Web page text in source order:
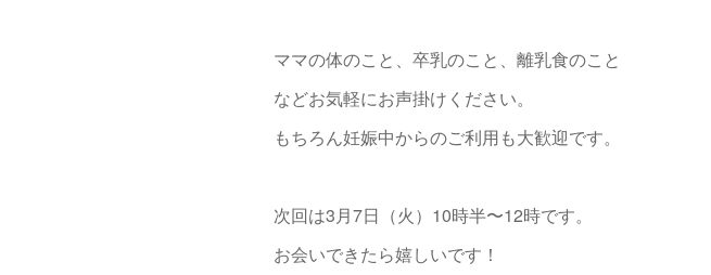
ママの体のこと、卒乳のこと、離乳食のこと
などお気軽にお声掛けください。
もちろん妊娠中からのご利用も大歓迎です。
次回は3月7日（火）10時半〜12時です。
お会いできたら嬉しいです！